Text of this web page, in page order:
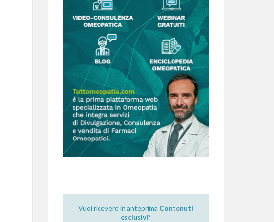
Vuoi ricevere in anteprima Contenuti
esclusivi?